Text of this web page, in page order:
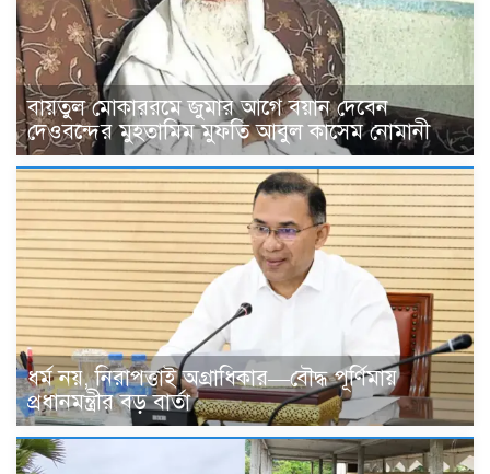
বায়তুল মোকাররমে জুমার আগে বয়ান দেবেন
দেওবন্দের মুহতামিম মুফতি আবুল কাসেম নোমানী
ধর্ম নয়, নিরাপত্তাই অগ্রাধিকার—বৌদ্ধ পূর্ণিমায়
প্রধানমন্ত্রীর বড় বার্তা